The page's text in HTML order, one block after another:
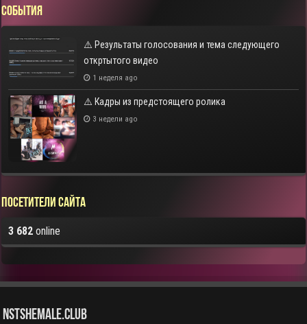
СОБЫТИЯ
⚠️ Результаты голосования и тема следующего
откртытого видео
1 неделя ago
⚠️ Кадры из предстоящего ролика
3 недели ago
Посетители сайта
3 682 online
NstShemale.Club